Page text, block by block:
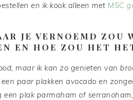
en ik kook alleen met MSC
JE VERNOEMD ZOU
EN HOE ZOU HET
maar ik kan zo genieten van
paar plakken avocado en
een plak parmaham of